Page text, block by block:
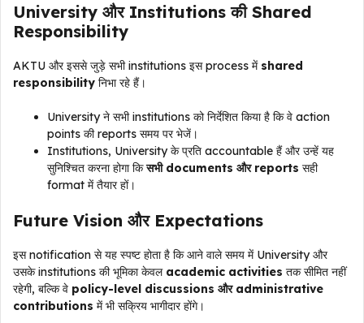
University और Institutions की Shared
Responsibility
AKTU और इससे जुड़े सभी institutions इस process में shared
responsibility निभा रहे हैं।
University ने सभी institutions को निर्देशित किया है कि वे action
points की reports समय पर भेजें।
Institutions, University के प्रति accountable हैं और उन्हें यह
सुनिश्चित करना होगा किसभी documents और reports सही
format में तैयार हों।
Future Vision और Expectations
इस notification से यह स्पष्ट होता है कि आने वाले समय में University और
उसके institutions की भूमिका केवल academic activities तक सीमित नहीं
रहेगी, बल्कि वे policy-level discussions और administrative
contributions में भी सक्रिय भागीदार होंगे।